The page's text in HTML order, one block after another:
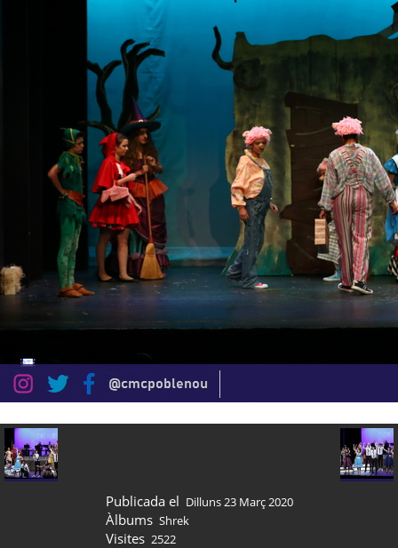
Publicada el Dilluns 23 Març 2020
Àlbums Shrek
Visites 2522